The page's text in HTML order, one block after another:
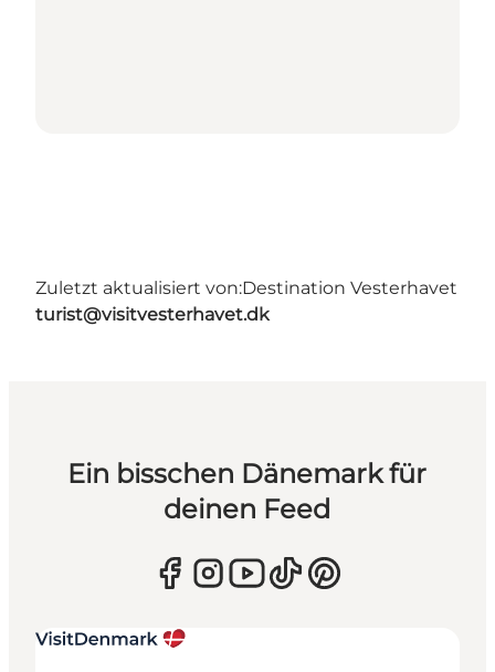
Zuletzt aktualisiert von:Destination Vesterhavet
turist@visitvesterhavet.dk
Ein bisschen Dänemark für
deinen Feed